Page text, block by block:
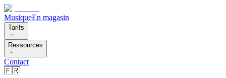
MusiqueEn magasin
Tarifs
Ressources
Contact
🇫🇷